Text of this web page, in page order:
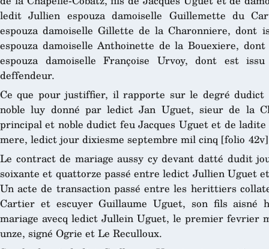
ledit Jullien espouza damoiselle Guillemette du
espouza damoiselle Gillette de la Charonniere,
espouza damoiselle Anthoinette de la Bouexiere,
espouza damoiselle Françoise Urvoy, dont est
deffendeur.
Ce que pour justiffier, il rapporte sur le degré dudict
noble luy donné par ledict Jan Uguet, sieur de la
principal et noble dudict feu Jacques Uguet et de
mere, ledict jour dixiesme septembre mil cinq [folio
Le contract de mariage aussy cy devant datté dudit
soixante et quattorze passé entre ledict Jullien Uguet
Un acte de transaction passé entre les herittiers
Cartier et escuyer Guillaume Uguet, son fils
mariage avecq ledict Jullein Uguet, le premier fevrier
unze, signé Ogrie et Le Reculloux.